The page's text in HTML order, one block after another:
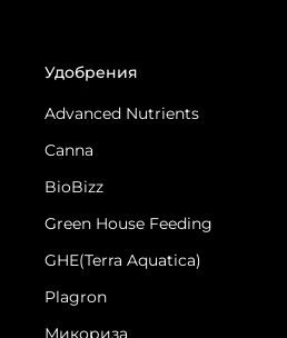
Удобрения
Advanced Nutrients
Canna
BioBizz
Green House Feeding
GHE(Terra Aquatica)
Plagron
Микориза